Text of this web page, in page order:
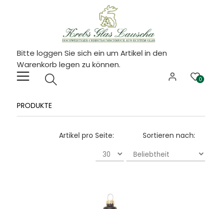
Bitte loggen Sie sich ein um Artikel in den
Warenkorb legen zu können.
0
PRODUKTE
Sortieren nach:
Artikel pro Seite: